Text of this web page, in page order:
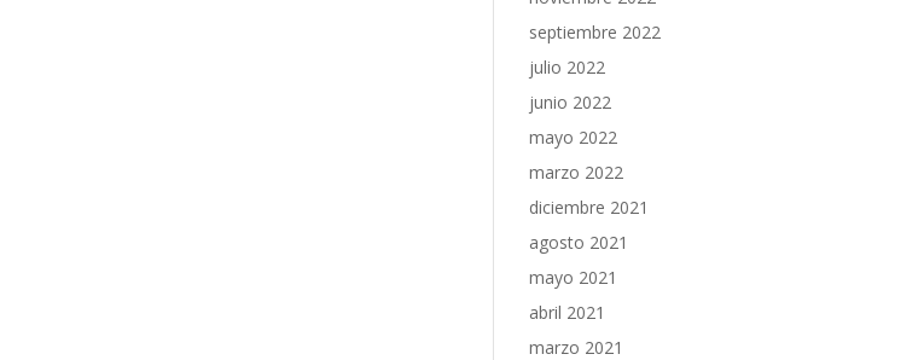
septiembre 2022
julio 2022
junio 2022
mayo 2022
marzo 2022
diciembre 2021
agosto 2021
mayo 2021
abril 2021
marzo 2021